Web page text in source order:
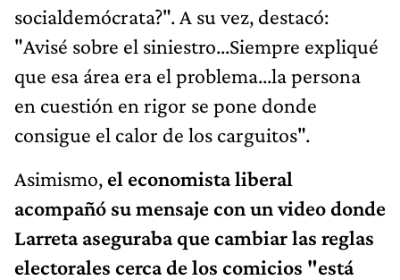
socialdemócrata?". A su vez, destacó:
"Avisé sobre el siniestro...Siempre expliqué
que esa área era el problema...la persona
en cuestión en rigor se pone donde
consigue el calor de los carguitos".
Asimismo, el economista liberal
acompañó su mensaje con un video donde
Larreta aseguraba que cambiar las reglas
electorales cerca de los comicios "está